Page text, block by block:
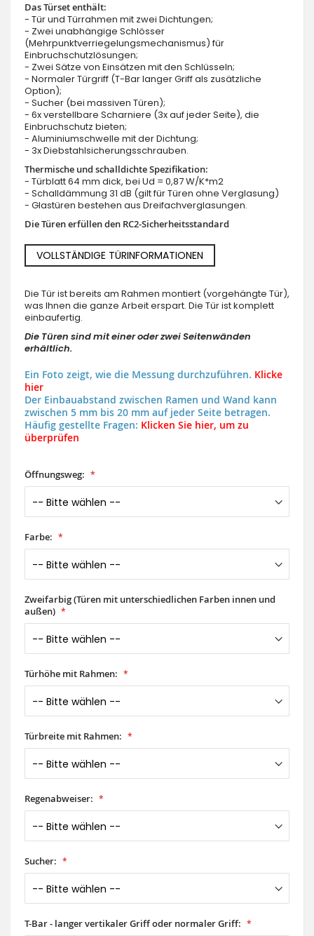
Das Türset enthält:
- Tür und Türrahmen mit zwei Dichtungen;
- Zwei unabhängige Schlösser
(Mehrpunktverriegelungsmechanismus) für
Einbruchschutzlösungen;
- Zwei Sätze von Einsätzen mit den Schlüsseln;
- Normaler Türgriff (T-Bar langer Griff als zusätzliche
Option);
- Sucher (bei massiven Türen);
- 6x verstellbare Scharniere (3x auf jeder Seite), die
Einbruchschutz bieten;
- Aluminiumschwelle mit der Dichtung;
- 3x Diebstahlsicherungsschrauben.
Thermische und schalldichte Spezifikation:
- Türblatt 64 mm dick, bei Ud = 0,87 W/K*m2
- Schalldämmung 31 dB (gilt für Türen ohne Verglasung)
- Glastüren bestehen aus Dreifachverglasungen.
Die Türen erfüllen den RC2-Sicherheitsstandard
VOLLSTÄNDIGE TÜRINFORMATIONEN
Die Tür ist bereits am Rahmen montiert (vorgehängte Tür),
was Ihnen die ganze Arbeit erspart. Die Tür ist komplett
einbaufertig.
Die Türen sind mit einer oder zwei Seitenwänden
erhältlich.
Ein Foto zeigt, wie die Messung durchzuführen. Klicke
hier
Der Einbauabstand zwischen Ramen und Wand kann
zwischen 5 mm bis 20 mm auf jeder Seite betragen.
Häufig gestellte Fragen: Klicken Sie hier, um zu
überprüfen
Öffnungsweg:
Farbe:
Zweifarbig (Türen mit unterschiedlichen Farben innen und
außen)
Türhöhe mit Rahmen:
Türbreite mit Rahmen:
Regenabweiser:
Sucher:
T-Bar - langer vertikaler Griff oder normaler Griff: